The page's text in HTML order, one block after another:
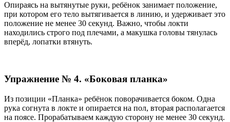
Опираясь на вытянутые руки, ребёнок занимает положение,
при котором его тело вытягивается в линию, и удерживает это
положение не менее 30 секунд. Важно, чтобы локти
находились строго под плечами, а макушка головы тянулась
вперёд, лопатки втянуть.
Упражнение № 4. «Боковая планка»
Из позиции «Планка» ребёнок поворачивается боком. Одна
рука согнута в локте и опирается на пол, вторая располагается
на поясе. Прорабатываем каждую сторону не менее 30 секунд.